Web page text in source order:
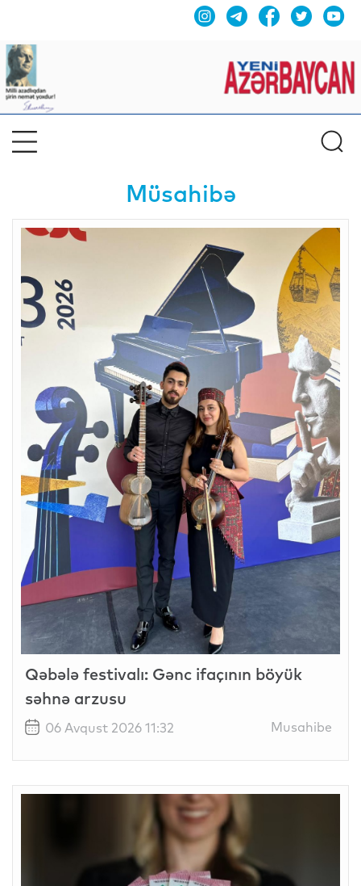
Müsahibə
Qəbələ festivalı: Gənc ifaçının böyük
səhnə arzusu
06 Avqust 2026 11:32 Musahibe